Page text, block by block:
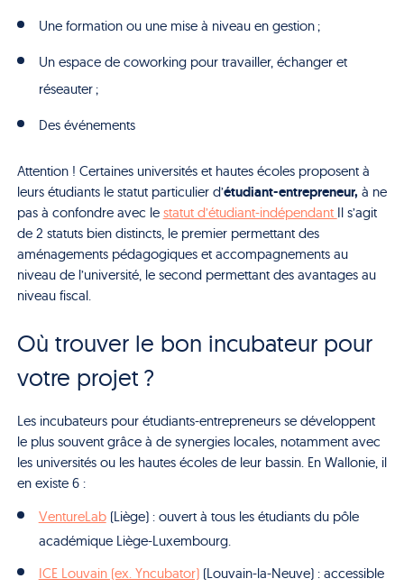
Une formation ou une mise à niveau en gestion ;
Un espace de coworking pour travailler, échanger et
réseauter ;
Des événements
Attention ! Certaines universités et hautes écoles proposent à
leurs étudiants le statut particulier d’étudiant-entrepreneur,à ne
pas à confondre avec le statut d’étudiant-indépendant Il s’agit
de 2 statuts bien distincts, le premier permettant des
aménagements pédagogiques et accompagnements au
niveau de l’université, le second permettant des avantages au
niveau fiscal.
Où trouver le bon incubateur pour
votre projet ?
Les incubateurs pour étudiants-entrepreneurs se développent
le plus souvent grâce à de synergies locales, notamment avec
les universités ou les hautes écoles de leur bassin. En Wallonie, il
en existe 6 :
VentureLab(Liège) : ouvert à tous les étudiants du pôle
académique Liège-Luxembourg.
ICE Louvain (ex. Yncubator)(Louvain-la-Neuve) : accessible